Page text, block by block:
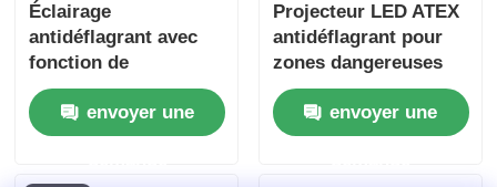
Éclairage
antidéflagrant avec
fonction de
protection IP66 pour
zones dangereuses
envoyer une
Projecteur LED ATEX
antidéflagrant pour
zones dangereuses
Zone 1 et Zone 2
envoyer une